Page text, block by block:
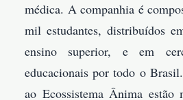
médica. A companhia é
mil estudantes, distribuídos
ensino superior, e em
educacionais por todo o
ao Ecossistema Ânima estão